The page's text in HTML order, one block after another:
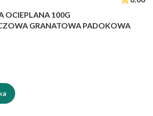
OCIEPLANA 100G
GRANATOWA PADOKOWA